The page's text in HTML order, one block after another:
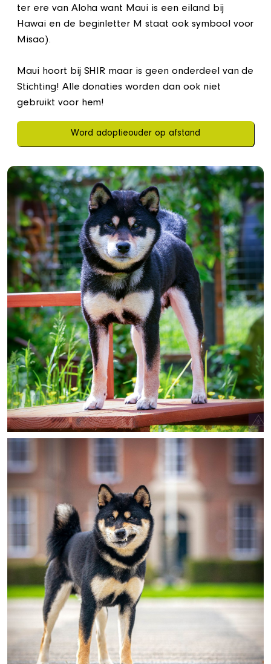
ter ere van Aloha want Maui is een eiland bij
Hawai en de beginletter M staat ook symbool voor
Misao).
Maui hoort bij SHIR maar is geen onderdeel van de
Stichting! Alle donaties worden dan ook niet
gebruikt voor hem!
Word adoptieouder op afstand